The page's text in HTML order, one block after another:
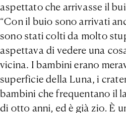
aspettato che arrivasse il
“Con il buio sono arrivati
sono stati colti da molto
aspettava di vedere una
vicina. I bambini erano
superficie della Luna, i
bambini che frequentano il
di otto anni, ed è già zio. È